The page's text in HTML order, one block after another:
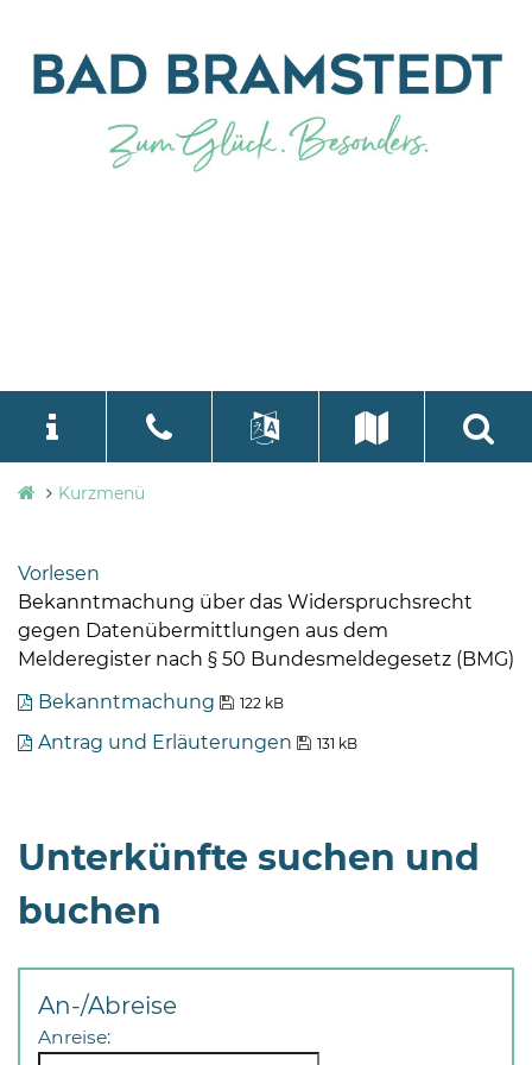
Stadtverwaltung
Bramstedt
Bleeck 15-
24576 Bad
506-
Di,
Fr
08
language
Kurzmenü
Vorlesen
Bekanntmachung über das Widerspruchsrecht
gegen Datenübermittlungen aus dem
Melderegister nach § 50 Bundesmeldegesetz (BMG)
Bekanntmachung
122 kB
Antrag und Erläuterungen 131 kB
Unterkünfte suchen und
buchen
An-/Abreise
Anreise: